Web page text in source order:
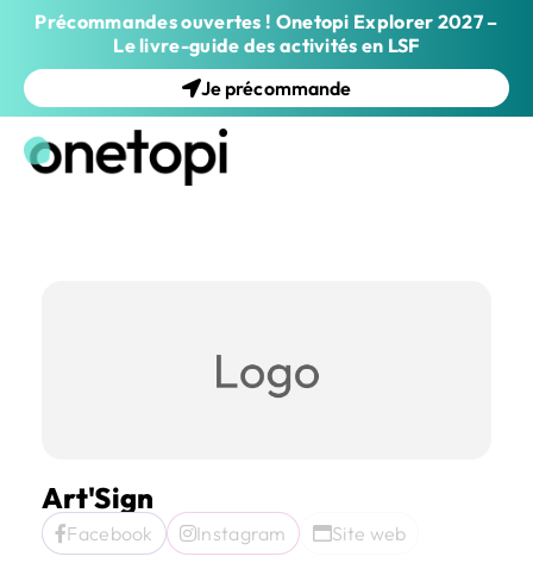
Précommandes ouvertes ! Onetopi Explorer 2027 –
Le livre-guide des activités en LSF
Je précommande
Art'Sign
Facebook Instagram Site web